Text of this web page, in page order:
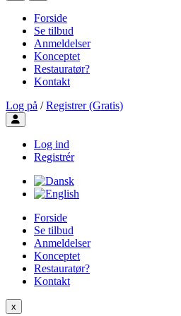
Forside
Se tilbud
Anmeldelser
Konceptet
Restauratør?
Kontakt
Log på / Registrer (Gratis)
Toggle user menu
Log ind
Registrér
Forside
Se tilbud
Anmeldelser
Konceptet
Restauratør?
Kontakt
x